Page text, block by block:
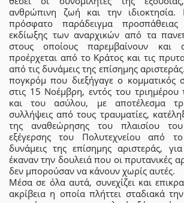
ανθρώπινη ζωή και την
πρόσφατο παράδειγμα προσπάθειας
εκδίωξης των αναρχικών από τα
στους οποίους παρεμβαίνουν και
προέρχεται από το Κράτος και τις
από τις δυνάμεις της επίσημης
πογκρόμ που διεξήγαγε ο κομματικός
στις 15 Νοέμβρη, εντός του τριημέρου
και του ασύλου, με αποτέλεσμα
συλλήψεις από τους τραυματίες,
της αναθεώρησης του πλαισίου
εξέγερσης του Πολυτεχνείου από
δυνάμεις της επίσημης αριστεράς,
έκαναν την δουλειά που οι πρυτανικές
δεν μπορούσαν να κάνουν χωρίς αυτές.
Μέσα σε όλα αυτά, συνεχίζει και
ακρίβεια η οποία πλήττει σταδιακά